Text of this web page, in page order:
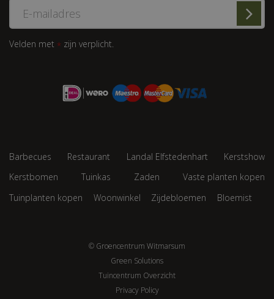
Velden met * zijn verplicht.
Barbecues Restaurant Landal Elfstedenhart
Kerstshow
Kerstbomen
Tuinkas Zaden
Vaste planten kopen
Tuinplanten kopen
Woonwinkel Zijdebloemen Bloemist
© Groencentrum Witmarsum
Green Solutions
Tuincentrum Overzicht
Privacy Policy